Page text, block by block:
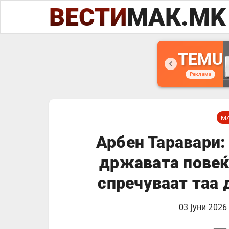
ВЕСТИМАК.MK
TEMU
Реклама
Арбен
државата
спречуваат таа
03 јуни 2026